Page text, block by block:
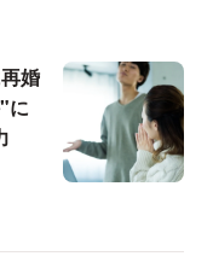
婚
に